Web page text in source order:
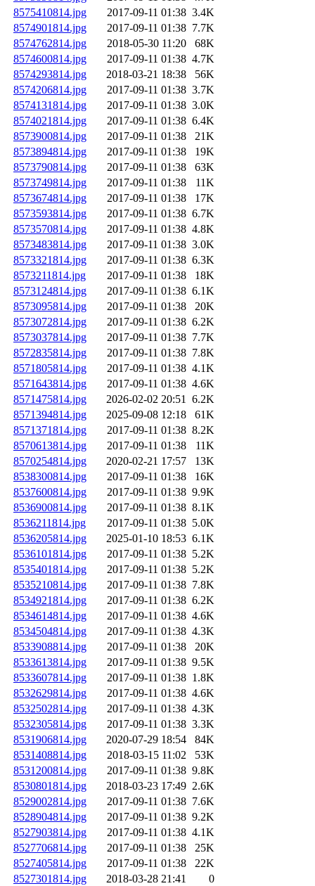
8575410814.jpg
2017-09-11 01:38 3.4K
8574901814.jpg
2017-09-11 01:38 7.7K
8574762814.jpg
2018-05-30 11:20
68K
8574600814.jpg
2017-09-11 01:38 4.7K
8574293814.jpg
2018-03-21 18:38
56K
8574206814.jpg
2017-09-11 01:38 3.7K
8574131814.jpg
2017-09-11 01:38 3.0K
8574021814.jpg
2017-09-11 01:38 6.4K
8573900814.jpg
2017-09-11 01:38
21K
8573894814.jpg
2017-09-11 01:38
19K
8573790814.jpg
2017-09-11 01:38
63K
8573749814.jpg
2017-09-11 01:38
11K
8573674814.jpg
2017-09-11 01:38
17K
8573593814.jpg
2017-09-11 01:38 6.7K
8573570814.jpg
2017-09-11 01:38 4.8K
8573483814.jpg
2017-09-11 01:38 3.0K
8573321814.jpg
2017-09-11 01:38 6.3K
8573211814.jpg
2017-09-11 01:38
18K
8573124814.jpg
2017-09-11 01:38 6.1K
8573095814.jpg
2017-09-11 01:38
20K
8573072814.jpg
2017-09-11 01:38 6.2K
8573037814.jpg
2017-09-11 01:38 7.7K
8572835814.jpg
2017-09-11 01:38 7.8K
8571805814.jpg
2017-09-11 01:38 4.1K
8571643814.jpg
2017-09-11 01:38 4.6K
8571475814.jpg
2026-02-02 20:51 6.2K
8571394814.jpg
2025-09-08 12:18
61K
8571371814.jpg
2017-09-11 01:38 8.2K
8570613814.jpg
2017-09-11 01:38
11K
8570254814.jpg
2020-02-21 17:57
13K
8538300814.jpg
2017-09-11 01:38
16K
8537600814.jpg
2017-09-11 01:38 9.9K
8536900814.jpg
2017-09-11 01:38 8.1K
8536211814.jpg
2017-09-11 01:38 5.0K
8536205814.jpg
2025-01-10 18:53 6.1K
8536101814.jpg
2017-09-11 01:38 5.2K
8535401814.jpg
2017-09-11 01:38 5.2K
8535210814.jpg
2017-09-11 01:38 7.8K
8534921814.jpg
2017-09-11 01:38 6.2K
8534614814.jpg
2017-09-11 01:38 4.6K
8534504814.jpg
2017-09-11 01:38 4.3K
8533908814.jpg
2017-09-11 01:38
20K
8533613814.jpg
2017-09-11 01:38 9.5K
8533607814.jpg
2017-09-11 01:38 1.8K
8532629814.jpg
2017-09-11 01:38 4.6K
8532502814.jpg
2017-09-11 01:38 4.3K
8532305814.jpg
2017-09-11 01:38 3.3K
8531906814.jpg
2020-07-29 18:54
84K
8531408814.jpg
2018-03-15 11:02
53K
8531200814.jpg
2017-09-11 01:38 9.8K
8530801814.jpg
2018-03-23 17:49 2.6K
8529002814.jpg
2017-09-11 01:38 7.6K
8528904814.jpg
2017-09-11 01:38 9.2K
8527903814.jpg
2017-09-11 01:38 4.1K
8527706814.jpg
2017-09-11 01:38
25K
8527405814.jpg
2017-09-11 01:38
22K
8527301814.jpg
2018-03-28 21:41
0